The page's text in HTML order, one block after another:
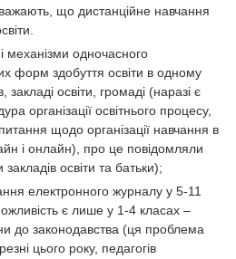
що дистанційне навчання
механізми одночасного
форм здобуття освіти в одному
закладі освіти, громаді (наразі є
організації освітнього процесу,
щодо організації навчання в
і онлайн), про це повідомляли
закладів освіти та батьки);
електронного журналу у 5-11
є лише у 1-4 класах –
до законодавства (ця проблема
цього року, педагогів